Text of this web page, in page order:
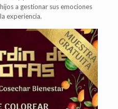
a gestionar sus emociones
experiencia.